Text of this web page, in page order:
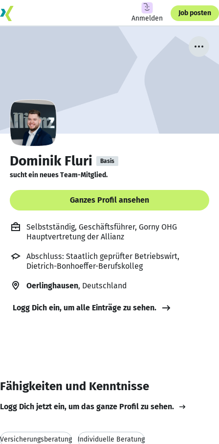
Anmelden
Job posten
Dominik Fluri Basis
sucht ein neues Team-Mitglied.
Ganzes Profil ansehen
Selbstständig, Geschäftsführer, Gorny OHG
Hauptvertretung der Allianz
Abschluss: Staatlich geprüfter Betriebswirt,
Dietrich-Bonhoeffer-Berufskolleg
Oerlinghausen, Deutschland
Logg Dich ein, um alle Einträge zu sehen.
Fähigkeiten und Kenntnisse
Logg Dich jetzt ein, um das ganze Profil zu sehen.
Versicherungsberatung Individuelle Beratung